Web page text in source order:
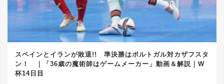
スペインとイランが敗退!! 準決勝はポルトガル対カザフスタ
ン！ ｜「36歳の魔術師はゲームメーカー」動画＆解説｜W
杯14日目